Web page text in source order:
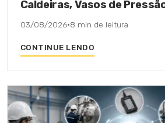
Caldeiras, Vasos de
03/08/2026·8 min de leitura
CONTINUE LENDO